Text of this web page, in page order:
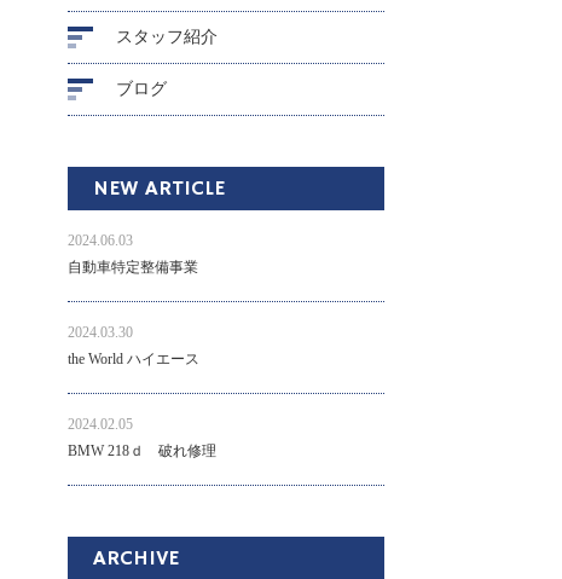
スタッフ紹介
ブログ
NEW ARTICLE
2024.06.03
自動車特定整備事業
2024.03.30
the World ハイエース
2024.02.05
BMW 218ｄ 破れ修理
ARCHIVE